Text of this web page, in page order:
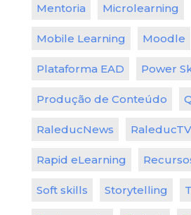
Mentoria Microlearning
Mobile Learning Moodle
Plataforma EAD Power
Produção de Conteúdo
RaleducNews RaleducTV
Rapid eLearning
Soft skills Storytelling